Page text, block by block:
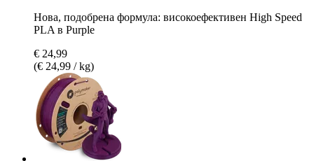
Нова, подобрена формула: високоефективен High Speed
PLA в Purple
€ 24,99
(€ 24,99 / kg)